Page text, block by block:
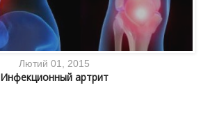
Лютий 01, 2015
Инфекционный артрит